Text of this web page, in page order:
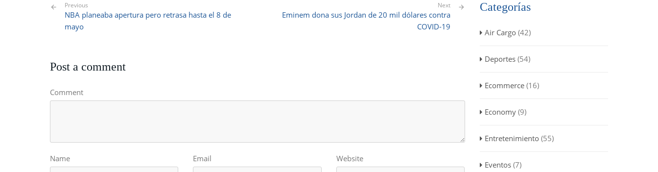
Previous
NBA planeaba apertura pero retrasa hasta el 8 de
mayo
Next
Eminem dona sus Jordan de 20 mil dólares contra
COVID-19
Post a comment
Comment
Name Email Website
Categorías
Air Cargo(42)
Deportes(54)
Ecommerce(16)
Economy(9)
Entretenimiento(55)
Eventos(7)